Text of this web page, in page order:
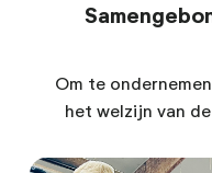
Om te
het welzijn van